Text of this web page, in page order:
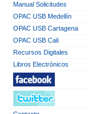
Manual Solicitudes
OPAC USB Medellín
OPAC USB Cartagena
OPAC USB Cali
Recursos Digitales
Libros Electrónicos